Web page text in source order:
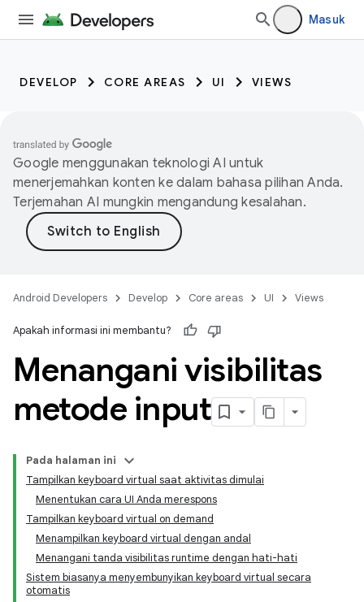
Masuk
DEVELOP CORE AREAS UI VIEWS
Google menggunakan teknologi AI untuk
menerjemahkan konten ke dalam bahasa pilihan Anda.
Terjemahan AI mungkin mengandung kesalahan.
Android Developers Develop Core areas UI Views
Apakah informasi ini membantu?
Menangani visibilitas
metode input
Pada halaman ini
Tampilkan keyboard virtual saat aktivitas dimulai
Menentukan cara UI Anda merespons
Tampilkan keyboard virtual on demand
Menampilkan keyboard virtual dengan andal
Menangani tanda visibilitas runtime dengan hati-hati
Sistem biasanya menyembunyikan keyboard virtual secara
otomatis